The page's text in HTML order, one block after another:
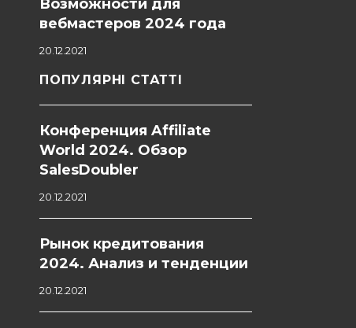
Возможности для
вебмастеров 2024 года
20.12.2021
ПОПУЛЯРНІ СТАТТІ
Конференция Affiliate
World 2024. Обзор
SalesDoubler
20.12.2021
Рынок кредитования
2024. Анализ и тенденции
20.12.2021